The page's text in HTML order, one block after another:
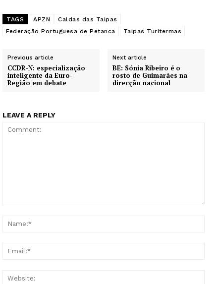
TAGS APZN
Caldas das Taipas
Federação Portuguesa de Petanca
Taipas Turitermas
Previous article
CCDR-N: especialização
inteligente da Euro-
Região em debate
Next article
BE: Sónia Ribeiro é o
rosto de Guimarães na
direcção nacional
LEAVE A REPLY